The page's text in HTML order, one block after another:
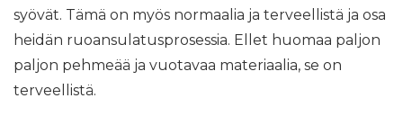
syövät. Tämä on myös normaalia ja terveellistä ja osa
heidän ruoansulatusprosessia. Ellet huomaa paljon
paljon pehmeää ja vuotavaa materiaalia, se on
terveellistä.